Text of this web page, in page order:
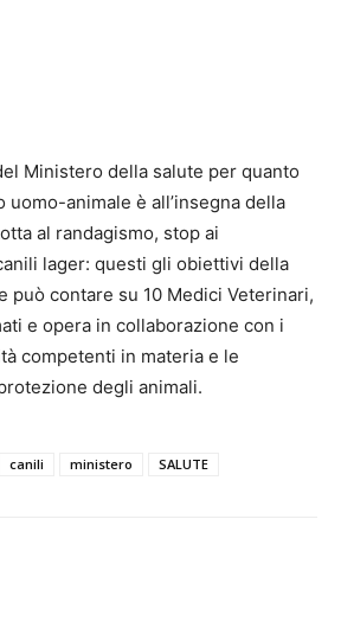
Ministero della salute per quanto
animale è all’insegna della
al randagismo, stop ai
lager: questi gli obiettivi della
può contare su 10 Medici Veterinari,
e opera in collaborazione con i
competenti in materia e le
degli animali.
canili ministero SALUTE